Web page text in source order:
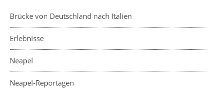
Brücke von Deutschland nach Italien
Erlebnisse
Neapel
Neapel-Reportagen